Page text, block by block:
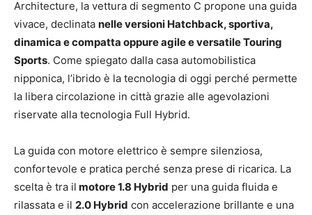
Architecture, la vettura di segmento C propone una guida
vivace, declinata nelle versioni Hatchback, sportiva,
dinamica e compatta oppure agile e versatile Touring
Sports. Come spiegato dalla casa automobilistica
nipponica, l’ibrido è la tecnologia di oggi perché permette
la libera circolazione in città grazie alle agevolazioni
riservate alla tecnologia Full Hybrid.
La guida con motore elettrico è sempre silenziosa,
confortevole e pratica perché senza prese di ricarica. La
scelta è tra il motore 1.8 Hybrid per una guida fluida e
rilassata e il 2.0 Hybrid con accelerazione brillante e una